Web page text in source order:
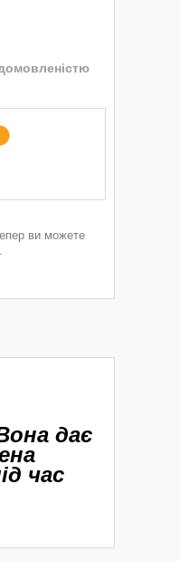
ви можете
дає
час